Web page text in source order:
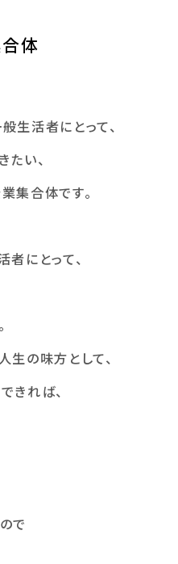
体
生活者にとって、
たい、
集合体です。
にとって、
生の味方として、
きれば、
で